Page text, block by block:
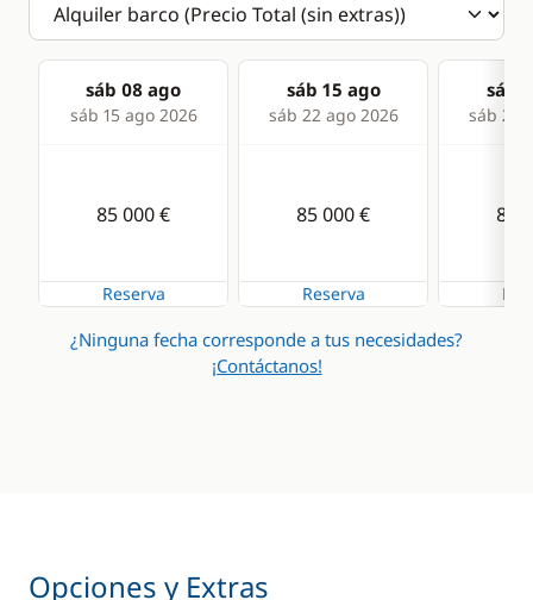
sáb 08 ago
sáb 15 ago 2026
sáb 15 ago
sáb 22 ago 2026
sáb
sáb 29
85 000 €
Reserva
85 000 €
Reserva
85
¿Ninguna fecha corresponde a tus necesidades?
¡Contáctanos!
Opciones y Extras